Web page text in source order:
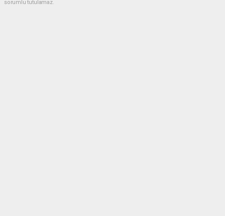
sorumlu tutulamaz.